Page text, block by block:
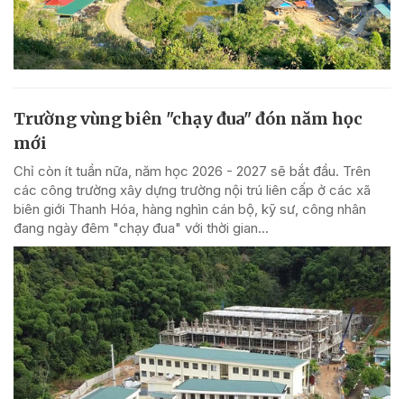
Trường vùng biên "chạy đua" đón năm học
mới
Chỉ còn ít tuần nữa, năm học 2026 - 2027 sẽ bắt đầu. Trên
các công trường xây dựng trường nội trú liên cấp ở các xã
biên giới Thanh Hóa, hàng nghìn cán bộ, kỹ sư, công nhân
đang ngày đêm "chạy đua" với thời gian...